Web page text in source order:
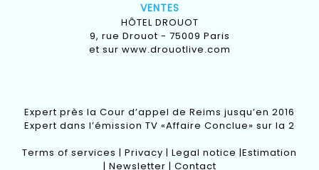
VENTES
HÔTEL DROUOT
9, rue Drouot - 75009 Paris
et sur www.drouotlive.com
Expert près la Cour d’appel de Reims jusqu’en 2016
Expert dans l’émission TV «Affaire Conclue» sur la 2
Terms of services | Privacy | Legal notice |Estimation
| Newsletter | Contact